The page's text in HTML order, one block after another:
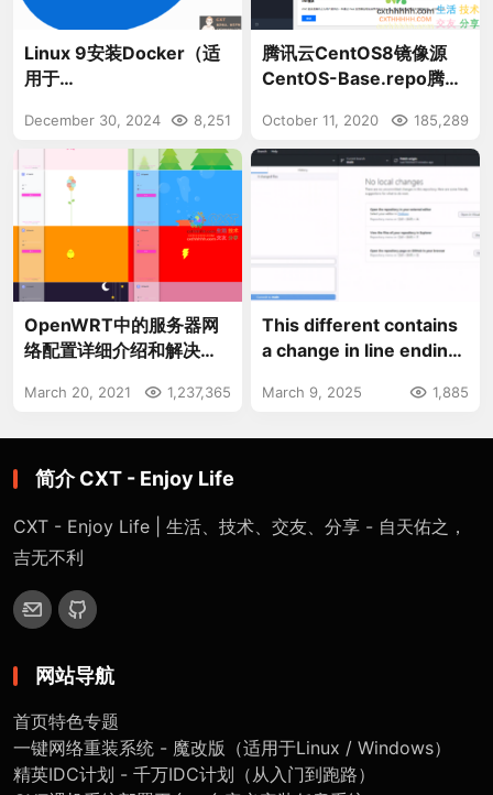
Linux 9安装Docker（适
用于
Oracle9/CentOS9）
December 30, 2024 8,251
腾讯云CentOS8镜像源
CentOS-Base.repo腾讯
替换
October 11, 2020 185,289
OpenWRT中的服务器网
络配置详细介绍和解决方
March 20, 2021 1,237,365
This different contains
a change in line endings
March 9, 2025 1,885
简介 CXT - Enjoy Life
CXT - Enjoy Life | 生活、技术、交友、分享 - 自天佑之，
吉无不利
网站导航
首页特色专题
一键网络重装系统 - 魔改版（适用于Linux / Windows）
精英IDC计划 - 千万IDC计划（从入门到跑路）